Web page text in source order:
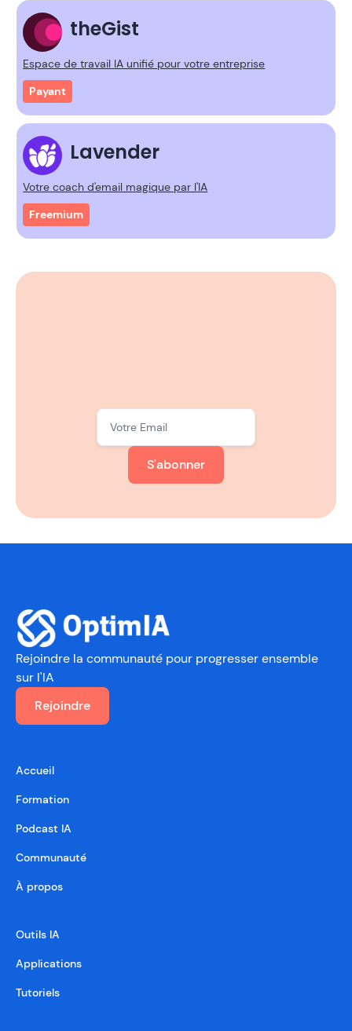
theGist
Espace de travail IA unifié pour votre entreprise
Payant
Lavender
Votre coach d'email magique par l'IA
Freemium
S'abonner
Rejoindre la communauté pour progresser ensemble
sur l'IA
Rejoindre
Accueil
Formation
Podcast IA
Communauté
À propos
Outils IA
Applications
Tutoriels